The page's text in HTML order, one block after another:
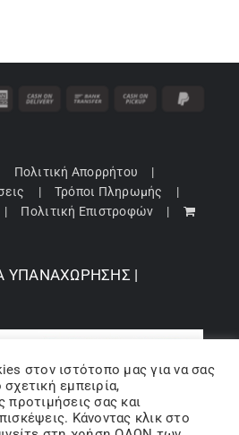
Πολιτική Απορρήτου
Τρόποι Πληρωμής
Πολιτική Επιστροφών
ΥΠΑΝΑΧΩΡΗΣΗΣ |
στον ιστότοπo μας για να σας
εμπειρία,
προτιμήσεις σας και
Κάνοντας κλικ στο